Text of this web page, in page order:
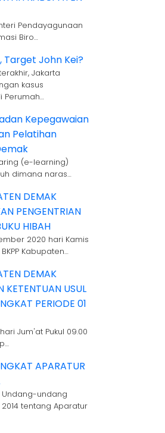
Pendayagunaan
Biro…
Target John Kei?
Jakarta
kasus
Perumah…
Kepegawaian
Pelatihan
(e-learning)
dimana naras…
DEMAK
PENGENTRIAN
HIBAH
2020 hari Kamis
Kabupaten…
DEMAK
KETENTUAN USUL
PERIODE 01
Jum'at Pukul 09.00
APARATUR
Undang-undang
tentang Aparatur